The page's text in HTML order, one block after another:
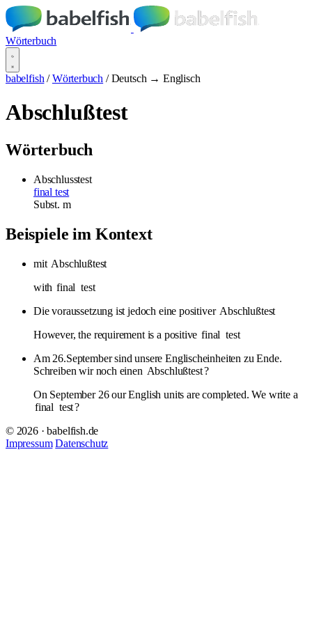
Wörterbuch
babelfish / Wörterbuch / Deutsch → Englisch
Abschlußtest
Wörterbuch
Abschlusstest
final test
Subst. m
Beispiele im Kontext
mit Abschlußtest
with final test
Die voraussetzung ist jedoch eine positiver Abschlußtest
However, the requirement is a positive final test
Am 26.September sind unsere Englischeinheiten zu Ende.
Schreiben wir noch einen Abschlußtest?
On September 26 our English units are completed. We write a
final test?
© 2026 · babelfish.de
Impressum Datenschutz